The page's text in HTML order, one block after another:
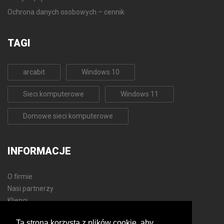
Ochrona danych osobowych – cennik
TAGI
arcabit Windows 10
Sieci komputerowe Windows 11
Domowe sieci komputerowe
INFORMACJE
O firmie
Nasi partnerzy
Klienci